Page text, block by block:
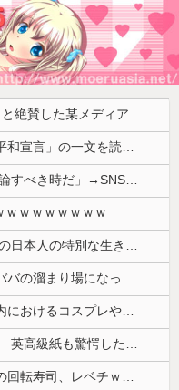
6千万円の韓国大統領の車を「安全」と絶賛した某メディア、高市首相の3千万円の車に対しては……
【平和祈念式典】長崎市長、「長崎平和宣言」の一文を読み飛ばす 「NPTの義務を履行し、核軍縮に向け着実に前進することを求めます」
【外国人問題】 小野田紀美大臣「議論すべき時だ」→SNS「まだ議論もしてなかったんだ...」→小野田大臣「これが進歩状況です」めちゃくちゃ仕事して...
ｗｗｗｗｗｗｗｗ
海外「日本は戦勝国なんだよ」 戦後の日本人の特別な生き様に各国から称賛の声
【画像】カードゲーム屋さん、ジジババの溜まり場になって終わるwwwwwwwwwwww
「神聖なる場所です」靖国神社、境内におけるコスプレや軍装の禁止を発表
海外「日本人はなんて気高いんだ！」 英高級紙も驚愕した極限の中の日本人の姿に世界が衝撃
【画像】現役最強の呼び声が高いこの回転寿司、レベチｗｗｗｗｗｗｗｗｗｗ